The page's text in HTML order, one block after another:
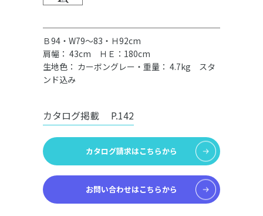
Ｂ94・W79～83・Ｈ92cm
肩幅： 43cm ＨＥ：180cm
生地色： カーボングレー・重量： 4.7kg スタ
ンド込み
カタログ掲載 P.142
カタログ請求はこちらから
お問い合わせはこちらから